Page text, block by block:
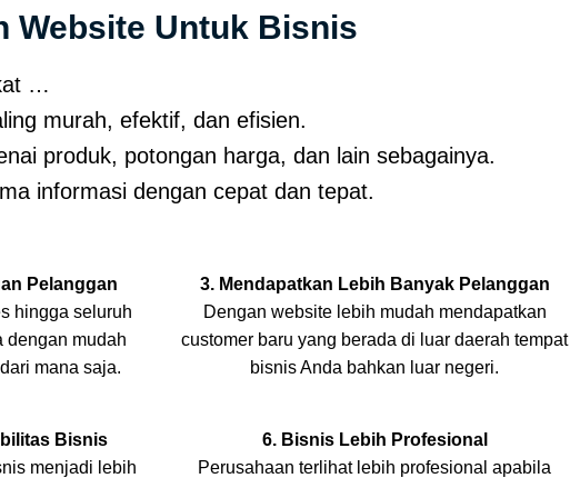
Website Untuk Bisnis
…
murah, efektif, dan efisien.
produk, potongan harga, dan lain sebagainya.
informasi dengan cepat dan tepat.
Pelanggan
hingga seluruh
dengan mudah
mana saja.
3. Mendapatkan Lebih Banyak Pelanggan
Dengan website lebih mudah mendapatkan
customer baru yang berada di luar daerah tempat
bisnis Anda bahkan luar negeri.
Bisnis
menjadi lebih
6. Bisnis Lebih Profesional
Perusahaan terlihat lebih profesional apabila